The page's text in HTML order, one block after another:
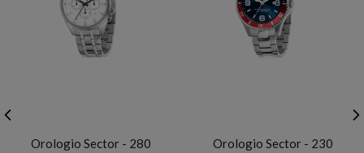
Orologio Sector - 280
Orologio Sector - 230